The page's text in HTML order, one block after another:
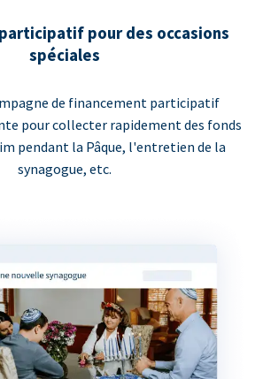
pour des occasions
spéciales
de financement participatif
pour collecter rapidement des fonds
pendant la Pâque, l'entretien de la
synagogue, etc.